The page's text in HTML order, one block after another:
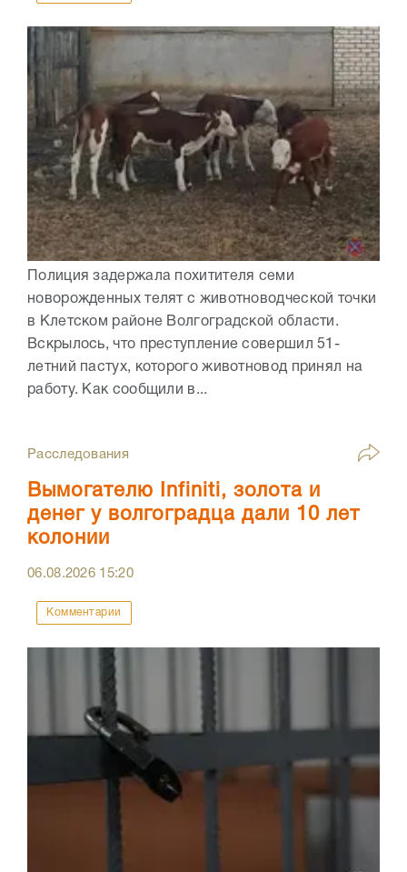
Полиция задержала похитителя семи
новорожденных телят с животноводческой точки
в Клетском районе Волгоградской области.
Вскрылось, что преступление совершил 51-
летний пастух, которого животновод принял на
работу. Как сообщили в...
Расследования
Вымогателю Infiniti, золота и
денег у волгоградца дали 10 лет
колонии
06.08.2026 15:20
Комментарии